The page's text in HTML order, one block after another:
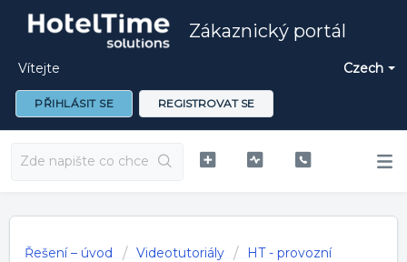
Zákaznický portál
Czech
Vítejte
PŘIHLÁSIT SE REGISTROVAT SE
Řešení – úvod Videotutoriály
HT - provozní